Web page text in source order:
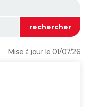
Mise à jour le 01/07/26